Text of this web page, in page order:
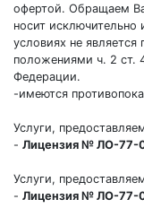
офертой. Обращаем
носит
условиях не
положениями ч. 2 ст.
Федерации.
-имеются
Услуги,
- Лицензия № ЛО-77-
Услуги,
- Лицензия № ЛО-77-